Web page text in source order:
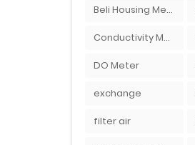
Beli Housing Membran
Conductivity Meter
DO Meter
exchange
filter air